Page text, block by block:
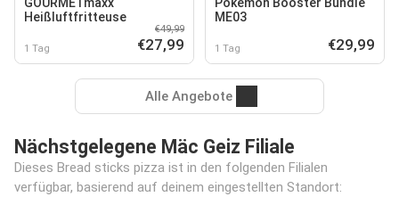
Heißluftfritteuse
1 Tag
€49,99
€27,99
ME03
1 Tag €29,99
Alle Angebote
Nächstgelegene Mäc Geiz Filiale
Dieses Bread sticks pizza ist in den folgenden Filialen
verfügbar, basierend auf deinem eingestellten Standort: